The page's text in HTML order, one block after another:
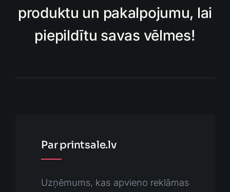
produktu un pakalpojumu, lai
piepildītu savas vēlmes!
Par printsale.lv
Uzņēmums, kas apvieno reklāmas